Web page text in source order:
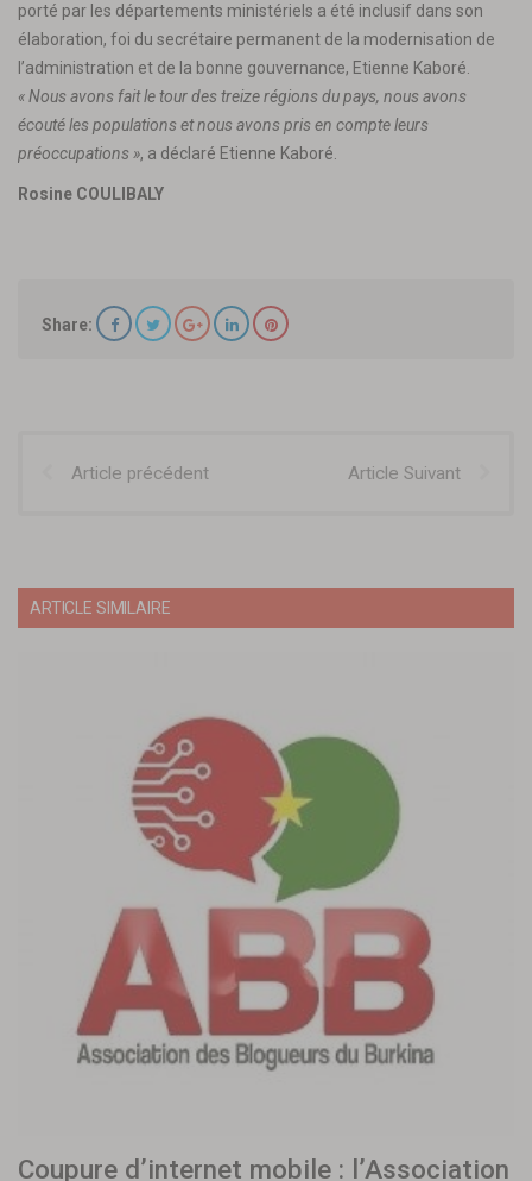
porté par les départements ministériels a été inclusif dans son
élaboration, foi du secrétaire permanent de la modernisation de
l’administration et de la bonne gouvernance, Etienne Kaboré.
« Nous avons fait le tour des treize régions du pays, nous avons
écouté les populations et nous avons pris en compte leurs
préoccupations », a déclaré Etienne Kaboré.
Rosine COULIBALY
Share:
Article précédent Article Suivant
ARTICLE SIMILAIRE
Coupure d’internet mobile : l’Association